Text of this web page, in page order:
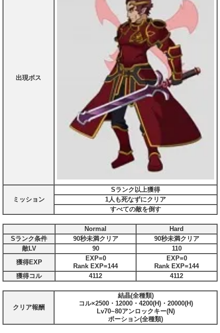
出現ボス
ミッション
Sランク以上獲得
1人も死なずにクリア
すべての敵を倒す
Normal
Hard
Sランク条件
90秒未満クリア
90秒未満クリア
敵LV
90
110
獲得EXP
EXP=0
Rank EXP=144
EXP=0
Rank EXP=144
獲得コル
4112 4112
クリア報酬
結晶(全種類)
コル×2500・12000・4200(H)・20000(H)
Lv70~80アンロックキー(N)
ポーション(全種類)